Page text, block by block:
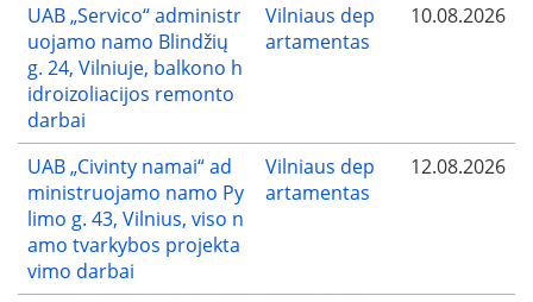
UAB „Servico“ administr
uojamo namo Blindžių
g. 24, Vilniuje, balkono h
idroizoliacijos remonto
darbai
Vilniaus dep
artamentas
10.08.2026
UAB „Civinty namai“ ad
ministruojamo namo Py
limo g. 43, Vilnius, viso n
amo tvarkybos projekta
vimo darbai
Vilniaus dep
artamentas
12.08.2026